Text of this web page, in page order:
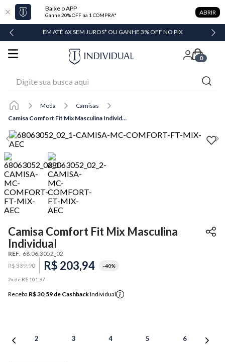
Baixe o APP
Ganhe 20% OFF na 1 COMPRA* ABRIR
EM ATÉ 6X SEM JUROS* OU GANHE 3% OFF NO PIX
0
Moda
Camisas
Camisa Comfort Fit Mix Masculina Individual
Camisa Comfort Fit Mix Masculina
Individual
REF: 68.06.3052_02
R$339,90 R$ 203,94 -40%
2x de R$ 101 97
Receba R$ 30,59 de CashbackIndividual
2 3 4 5 6